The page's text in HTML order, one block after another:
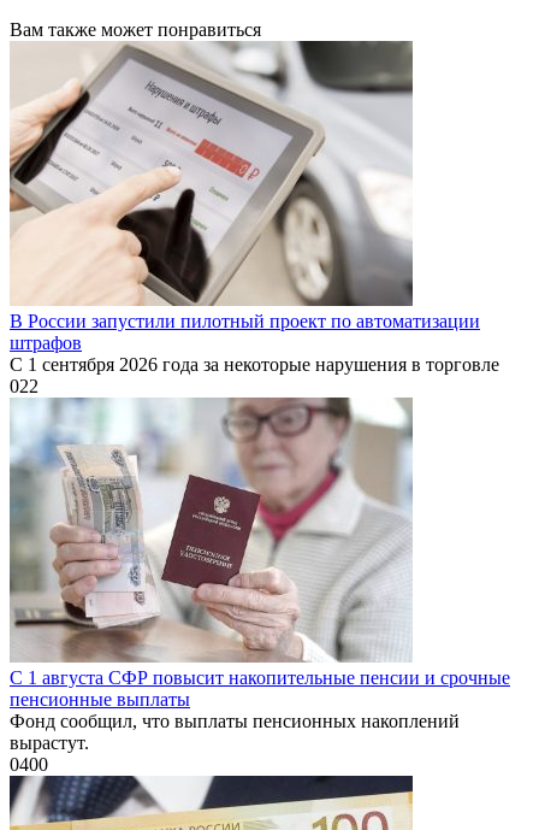
Вам также может понравиться
В России запустили пилотный проект по автоматизации
штрафов
С 1 сентября 2026 года за некоторые нарушения в торговле
022
С 1 августа СФР повысит накопительные пенсии и срочные
пенсионные выплаты
Фонд сообщил, что выплаты пенсионных накоплений
вырастут.
0400